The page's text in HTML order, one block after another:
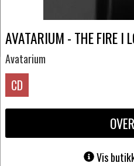
AVATARIUM - THE FIRE I
Avatarium
CD
Vis